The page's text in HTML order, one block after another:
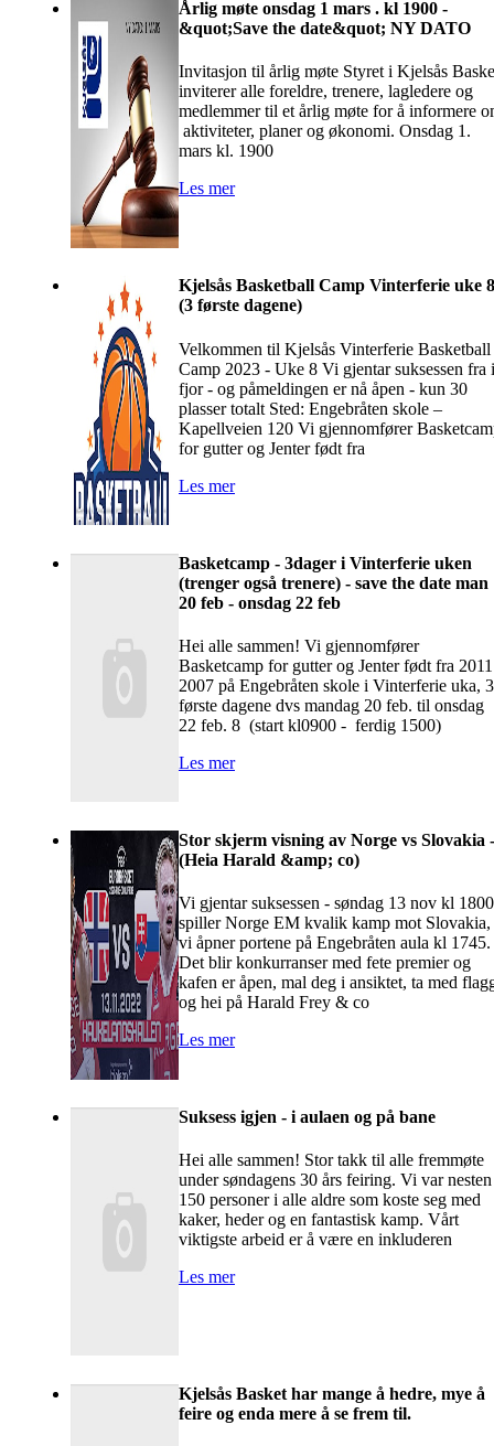
Årlig møte onsdag 1 mars . kl 1900 -
&quot;Save the date&quot; NY DATO
Invitasjon til årlig møte Styret i Kjelsås
inviterer alle foreldre, trenere, lagledere og
medlemmer til et årlig møte for å informere
aktiviteter, planer og økonomi. Onsdag 1.
mars kl. 1900
Les mer
Kjelsås Basketball Camp Vinterferie uke 8
(3 første dagene)
Velkommen til Kjelsås Vinterferie Basketball
Camp 2023 - Uke 8 Vi gjentar suksessen fra i
fjor - og påmeldingen er nå åpen - kun 30
plasser totalt Sted: Engebråten skole –
Kapellveien 120 Vi gjennomfører
for gutter og Jenter født fra
Les mer
Basketcamp - 3dager i Vinterferie uken
(trenger også trenere) - save the date man
20 feb - onsdag 22 feb
Hei alle sammen! Vi gjennomfører
Basketcamp for gutter og Jenter født fra
2007 på Engebråten skole i Vinterferie uka, 3
første dagene dvs mandag 20 feb. til onsdag
22 feb. 8 (start kl0900 - ferdig 1500)
Les mer
Stor skjerm visning av Norge vs Slovakia -
(Heia Harald &amp; co)
Vi gjentar suksessen - søndag 13 nov kl
spiller Norge EM kvalik kamp mot Slovakia,
vi åpner portene på Engebråten aula kl 1745.
Det blir konkurranser med fete premier og
kafen er åpen, mal deg i ansiktet, ta med
og hei på Harald Frey & co
Les mer
Suksess igjen - i aulaen og på bane
Hei alle sammen! Stor takk til alle fremmøte
under søndagens 30 års feiring. Vi var nesten
150 personer i alle aldre som koste seg med
kaker, heder og en fantastisk kamp. Vårt
viktigste arbeid er å være en inkluderen
Les mer
Kjelsås Basket har mange å hedre, mye å
feire og enda mere å se frem til.